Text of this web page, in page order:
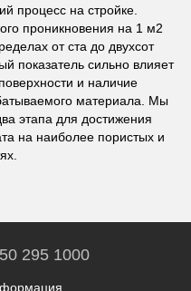
процесс на стройке.
проникновения на 1 м2
от ста до двухсот
показатель сильно влияет
и наличие
материала. Мы
этапа для достижения
на наиболее пористых и
295 1000